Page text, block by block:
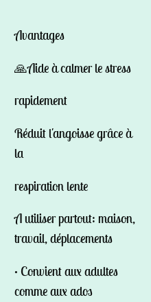
Avantages
🙏Aide à calmer le stress
rapidement
Réduit l'angoisse grâce à
la
respiration lente
A utiliser partout: maison,
travail, déplacements
• Convient aux adultes
comme aux ados